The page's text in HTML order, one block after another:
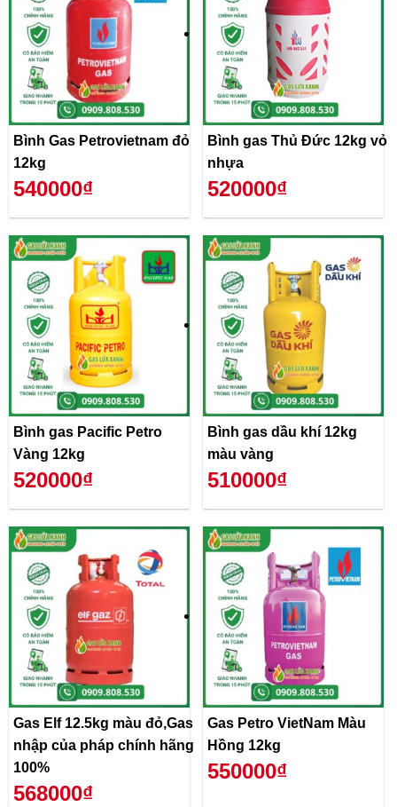
Bình Gas Petrovietnam đỏ
12kg
540000₫
Bình gas Thủ Đức 12kg vỏ
nhựa
520000₫
Bình gas Pacific Petro
Vàng 12kg
520000₫
Bình gas dầu khí 12kg
màu vàng
510000₫
Gas Elf 12.5kg màu đỏ,Gas
nhập của pháp chính hãng
100%
568000₫
Gas Petro VietNam Màu
Hồng 12kg
550000₫